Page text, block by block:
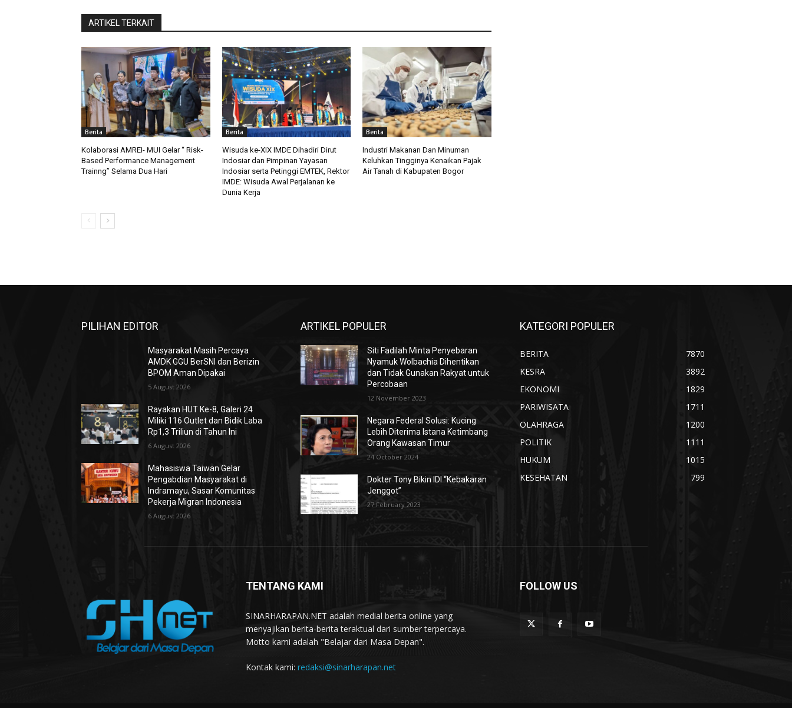
ARTIKEL TERKAIT
Berita
Kolaborasi AMREI- MUI Gelar “ Risk-
Based Performance Management
Trainng” Selama Dua Hari
Berita
Wisuda ke-XIX IMDE Dihadiri Dirut
Indosiar dan Pimpinan Yayasan
Indosiar serta Petinggi EMTEK, Rektor
IMDE: Wisuda Awal Perjalanan ke
Dunia Kerja
Berita
Industri Makanan Dan Minuman
Keluhkan Tingginya Kenaikan Pajak
Air Tanah di Kabupaten Bogor
PILIHAN EDITOR
Masyarakat Masih Percaya
AMDK GGU BerSNI dan Berizin
BPOM Aman Dipakai
5 August 2026
Rayakan HUT Ke-8, Galeri 24
Miliki 116 Outlet dan Bidik Laba
Rp1,3 Triliun di Tahun Ini
6 August 2026
Mahasiswa Taiwan Gelar
Pengabdian Masyarakat di
Indramayu, Sasar Komunitas
Pekerja Migran Indonesia
6 August 2026
ARTIKEL POPULER
Siti Fadilah Minta Penyebaran
Nyamuk Wolbachia Dihentikan
dan Tidak Gunakan Rakyat untuk
Percobaan
12 November 2023
Negara Federal Solusi: Kucing
Lebih Diterima Istana Ketimbang
Orang Kawasan Timur
24 October 2024
Dokter Tony Bikin IDI “Kebakaran
Jenggot”
27 February 2023
KATEGORI POPULER
BERITA
7870
KESRA
3892
EKONOMI
1829
PARIWISATA
1711
OLAHRAGA
1200
POLITIK
1111
HUKUM
1015
KESEHATAN
799
TENTANG KAMI
SINARHARAPAN.NET adalah medial berita online yang
menyajikan berita-berita teraktual dari sumber terpercaya.
Motto kami adalah "Belajar dari Masa Depan".
Kontak kami: redaksi@sinarharapan.net
FOLLOW US